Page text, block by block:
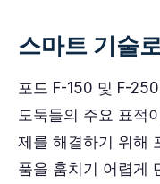
스마트 기술
포드 F-150 및 F-
도둑들의 주요 표적
제를 해결하기 위해
품을 훔치기 어렵게